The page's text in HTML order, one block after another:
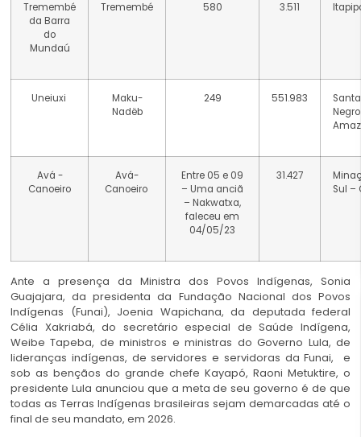
Tremembé
da Barra
do
Mundaú
Tremembé 580 3.511
Uneiuxi
Maku-
Nadëb
249 551.983
Avá -
Canoeiro
Avá-
Canoeiro
Entre 05 e 09
– Uma anciã
– Nakwatxa,
faleceu em
04/05/23
31.427
Sul –
Ante a presença da Ministra dos Povos Indígenas, Sonia
Guajajara, da presidenta da Fundação Nacional dos Povos
Indígenas (Funai), Joenia Wapichana, da deputada federal
Célia Xakriabá, do secretário especial de Saúde Indígena,
Weibe Tapeba, de ministros e ministras do Governo Lula, de
lideranças indígenas, de servidores e servidoras da Funai, e
sob as bençãos do grande chefe Kayapó, Raoni Metuktire, o
presidente Lula anunciou que a meta de seu governo é de que
todas as Terras Indígenas brasileiras sejam demarcadas até o
final de seu mandato, em 2026.